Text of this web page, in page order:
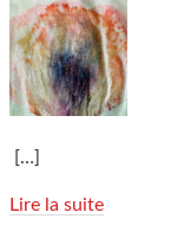
[…]
Lire la suite